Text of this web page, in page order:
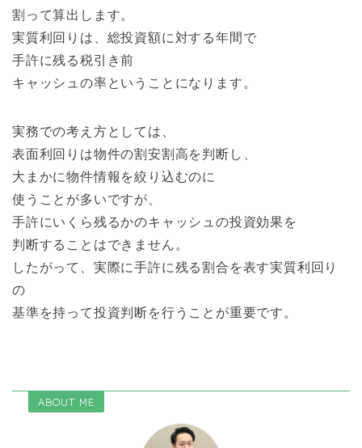
割って算出します。
実質利回りは、総投資額に対する年間で
手許に残る税引き前
キャッシュの率ということになります。
実務での考え方としては、
表面利回りは物件の割安割高を判断し、
大まかに物件情報を絞り込むのに
使うことが多いですが、
手許にいくら残るかのキャッシュの投資効果を
判断することはできません。
したがって、実際に手許に残る割合を表す実質利回り
の
基準を持って投資判断を行うことが重要です。
ABOUT ME